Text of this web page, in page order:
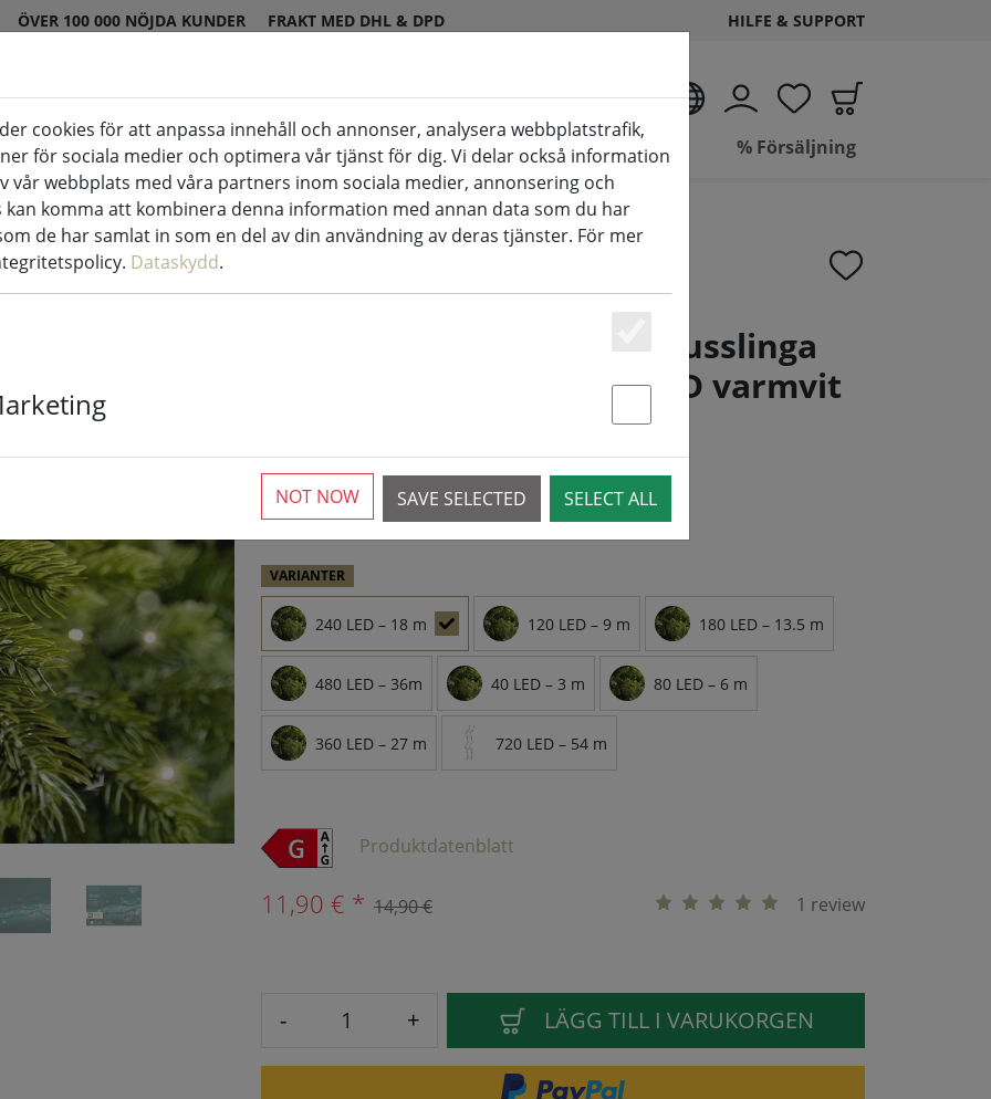
ÖVER 100 000 NÖJDA KUNDER FRAKT MED DHL & DPD HILFE & SUPPORT
SV
inomhus & utomhus
Kök & mat Boende Badrum % Försäljning
Kaemingk Lumineo LED ljusslinga
Basic med dimmer 240 LED varmvit
Mer än 10 tillgängliga
VARIANTER
240 LED – 18 m 120 LED – 9 m 180 LED – 13.5 m
480 LED – 36m 40 LED – 3 m 80 LED – 6 m
360 LED – 27 m 720 LED – 54 m
Produktdatenblatt
1 review
11,90 € * 14,90 €
- + LÄGG TILL I VARUKORGEN
cookies för att anpassa innehåll och annonser, analysera webbplatstrafik,
för sociala medier och optimera vår tjänst för dig. Vi delar också information
vår webbplats med våra partners inom sociala medier, annonsering och
kan komma att kombinera denna information med annan data som du har
de har samlat in som en del av din användning av deras tjänster. För mer
Dataskydd.
Essenziell
SAVE SELECTED SELECT ALL
NOT NOW